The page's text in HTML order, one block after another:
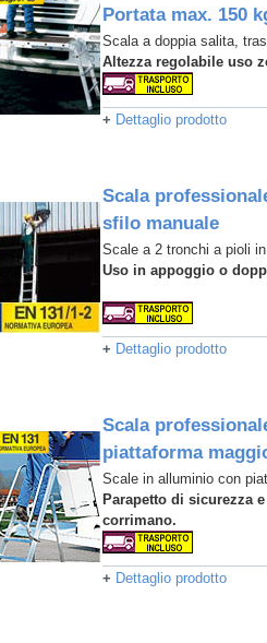
Portata max. 150
Scala a doppia salita,
Altezza regolabile uso
+ Dettaglio prodotto
Scala
sfilo manuale
Scale a 2 tronchi a pioli
Uso in appoggio o
+ Dettaglio prodotto
Scala
piattaforma
Scale in alluminio con
Parapetto di sicurezza
corrimano.
+ Dettaglio prodotto